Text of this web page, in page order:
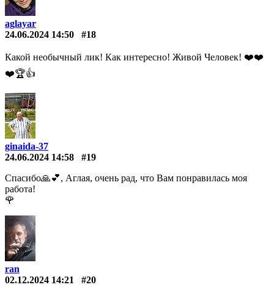
aglayar
24.06.2024 14:50
#18
Какой необычный лик! Как интересно! Живой Человек! ❤️️❤️️
❤️️🏆👍
ginaida-37
24.06.2024 14:58
#19
Спасибо🙏💕, Аглая, очень рад, что Вам понравилась моя
работа!
🌹
ran
02.12.2024 14:21
#20